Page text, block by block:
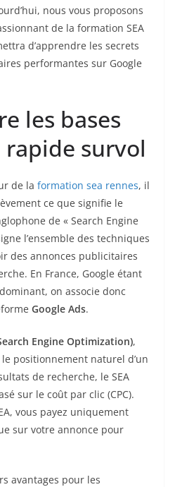
nous vous proposons
de la formation SEA
d’apprendre les secrets
performantes sur Google
les bases
rapide survol
de la formation sea rennes, il
ce que signifie le
de « Search Engine
l’ensemble des techniques
des annonces publicitaires
En France, Google étant
on associe donc
Google Ads.
Engine Optimization),
positionnement naturel d’un
de recherche, le SEA
sur le coût par clic (CPC).
vous payez uniquement
sur votre annonce pour
avantages pour les